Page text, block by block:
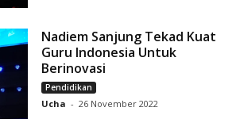
Nadiem Sanjung Tekad Kuat
Guru Indonesia Untuk
Berinovasi
Pendidikan
Ucha - 26 November 2022